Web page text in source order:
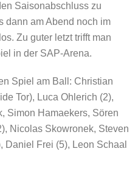
Saisonabschluss zu
dann am Abend noch im
Zu guter letzt trifft man
in der SAP-Arena.
Spiel am Ball: Christian
Tor), Luca Ohlerich (2),
Simon Hamaekers, Sören
Nicolas Skowronek, Steven
Daniel Frei (5), Leon Schaal